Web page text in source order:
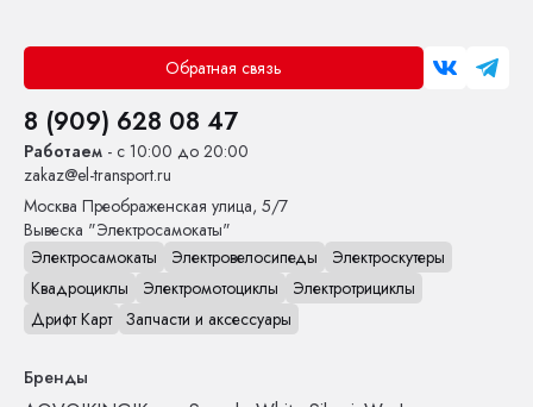
Обратная связь
8 (909) 628 08 47
Работаем - с 10:00 до 20:00
zakaz@el-transport.ru
Москва Преображенская улица, 5/7
Вывеска "Электросамокаты"
Электросамокаты
Электровелосипеды
Электроскутеры
Квадроциклы
Электромотоциклы
Электротрициклы
Дрифт Карт Запчасти и аксессуары
Бренды